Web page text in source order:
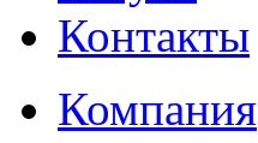
Контакты
Компания